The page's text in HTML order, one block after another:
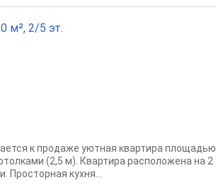
м², 2/5 эт.
к продаже уютная квартира площадью
(2,5 м). Квартира расположена на 2
Просторная кухня...